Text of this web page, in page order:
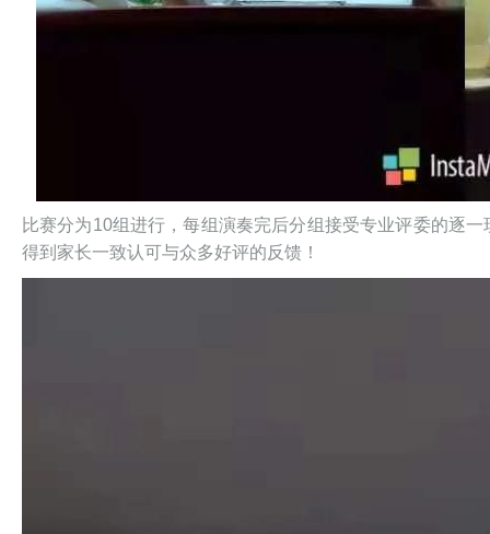
比赛分为10组进行，每组演奏完后分组接受专业评委的逐
得到家长一致认可与众多好评的反馈！